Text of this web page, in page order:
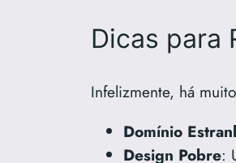
Dicas para
Infelizmente, há
Domínio
Design Pobre: